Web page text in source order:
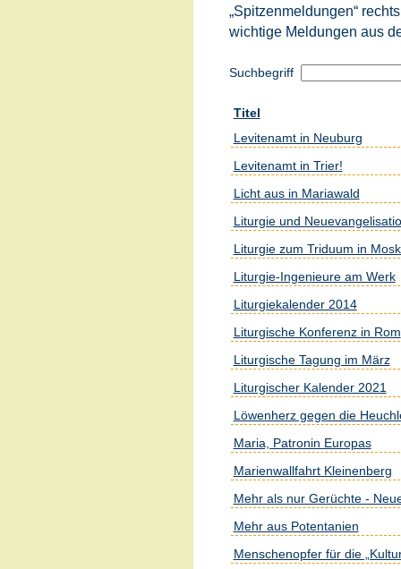
„Spitzenmeldungen“
wichtige Meldungen aus
Suchbegriff
Titel
Levitenamt in Neuburg
Levitenamt in Trier!
Licht aus in Mariawald
Liturgie und
Liturgie zum Triduum in
Liturgie-Ingenieure am Werk
Liturgiekalender 2014
Liturgische Konferenz in Rom
Liturgische Tagung im März
Liturgischer Kalender 2021
Löwenherz gegen die
Maria, Patronin Europas
Marienwallfahrt Kleinenberg
Mehr als nur Gerüchte -
Mehr aus Potentanien
Menschenopfer für die